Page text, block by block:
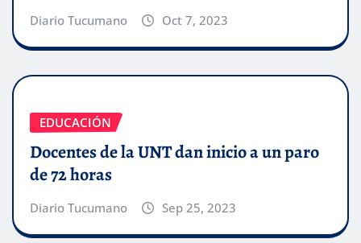
Diario Tucumano Oct 7, 2023
EDUCACIÓN
Docentes de la UNT dan inicio a un paro
de 72 horas
Diario Tucumano Sep 25, 2023